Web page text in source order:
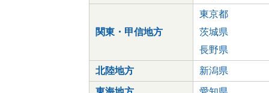
関東・甲信地方
東京都
茨城県
長野県
北陸地方 新潟県